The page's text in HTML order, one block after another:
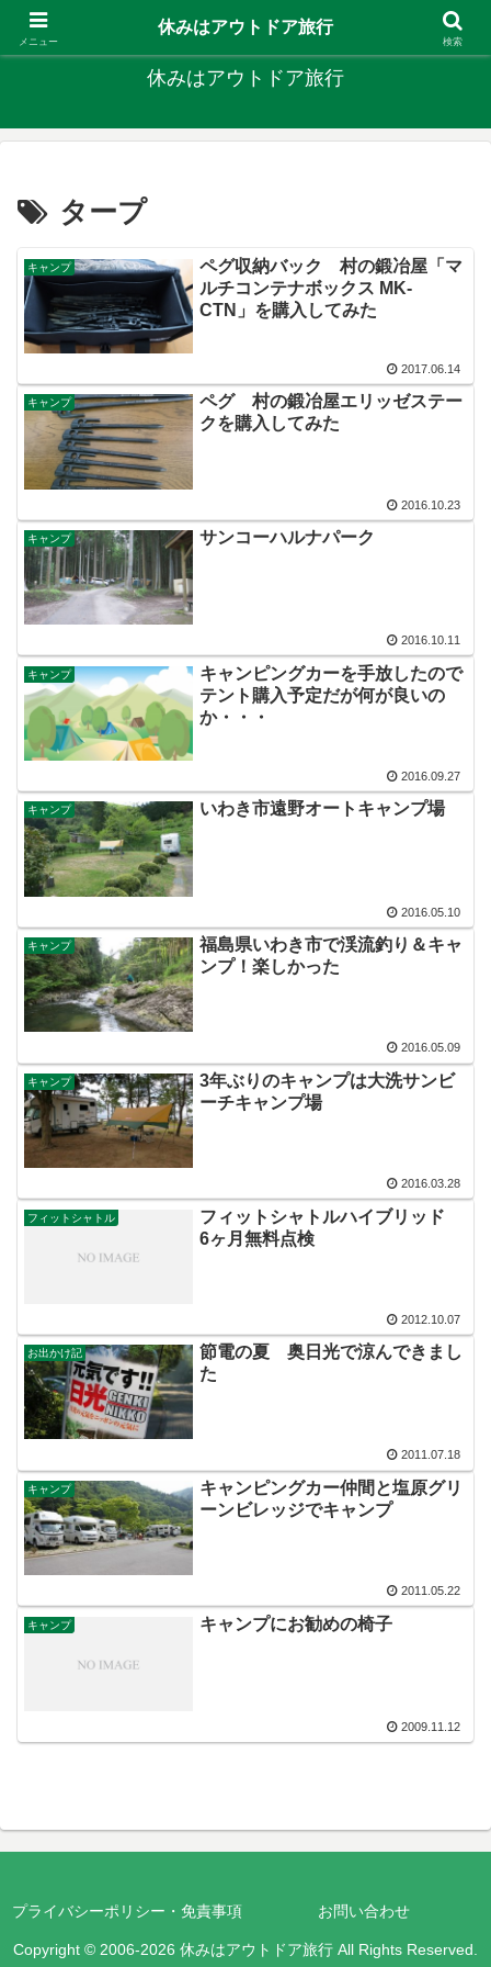
キャンプ、釣り、旅行など外遊びを楽しんでます
休みはアウトドア旅行
タープ
キャンプ
ペグ収納バック 村の鍛冶屋「マ
ルチコンテナボックス MK-
CTN」を購入してみた
2017.06.14
キャンプ
ペグ 村の鍛冶屋エリッゼステー
クを購入してみた
2016.10.23
キャンプ サンコーハルナパーク
2016.10.11
キャンプ
キャンピングカーを手放したので
テント購入予定だが何が良いの
か・・・
2016.09.27
キャンプ いわき市遠野オートキャンプ場
2016.05.10
キャンプ
福島県いわき市で渓流釣り＆キャ
ンプ！楽しかった
2016.05.09
キャンプ
3年ぶりのキャンプは大洗サンビ
ーチキャンプ場
2016.03.28
フィットシャトル
フィットシャトルハイブリッド
6ヶ月無料点検
2012.10.07
お出かけ記
節電の夏 奥日光で涼んできまし
た
2011.07.18
キャンプ
キャンピングカー仲間と塩原グリ
ーンビレッジでキャンプ
2011.05.22
キャンプ キャンプにお勧めの椅子
2009.11.12
プライバシーポリシー・免責事項 お問い合わせ
Copyright © 2006-2026 休みはアウトドア旅行 All Rights Reserved.
メニュー
休みはアウトドア旅行
検索